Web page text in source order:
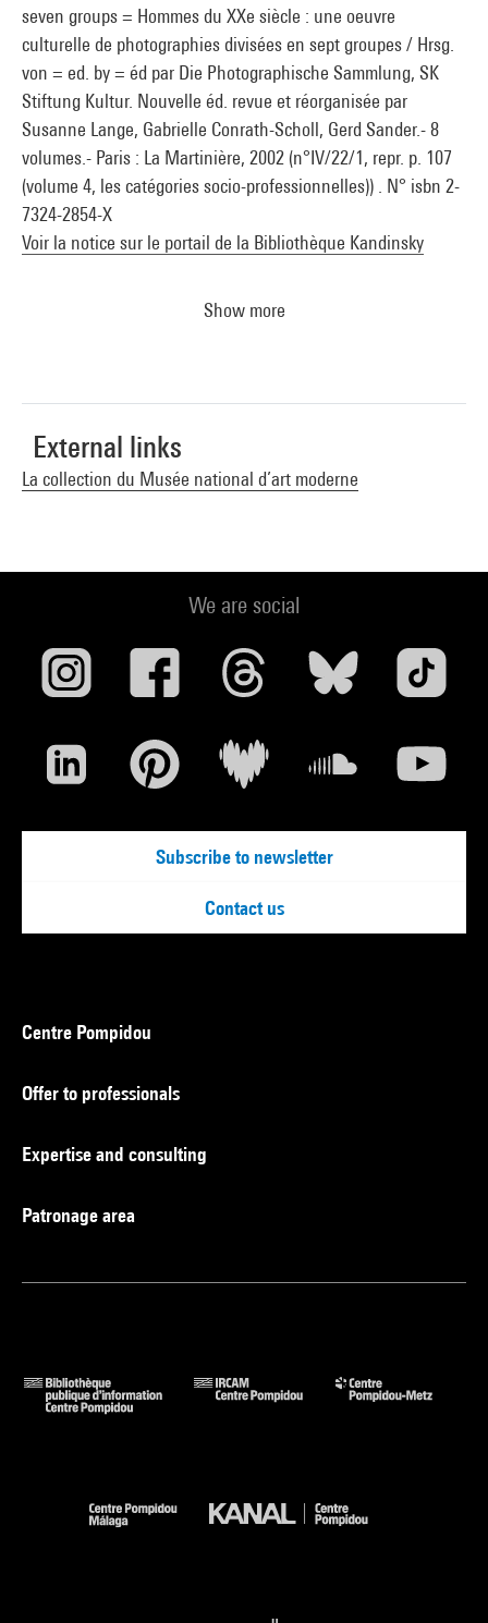
seven groups = Hommes du XXe siècle : une oeuvre
culturelle de photographies divisées en sept groupes / Hrsg.
von = ed. by = éd par Die Photographische Sammlung, SK
Stiftung Kultur. Nouvelle éd. revue et réorganisée par
Susanne Lange, Gabrielle Conrath-Scholl, Gerd Sander.- 8
volumes.- Paris : La Martinière, 2002 (n°IV/22/1, repr. p. 107
(volume 4, les catégories socio-professionnelles)) . N° isbn 2-
7324-2854-X
Voir la notice sur le portail de la Bibliothèque Kandinsky
Show more
External links
La collection du Musée national d’art moderne
We are social
Subscribe to newsletter
Contact us
Centre Pompidou
Offer to professionals
Expertise and consulting
Patronage area